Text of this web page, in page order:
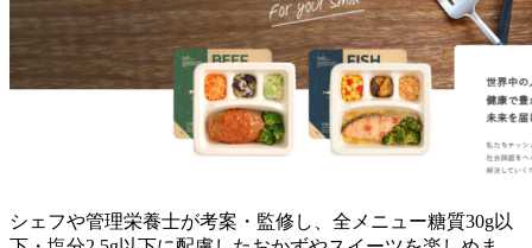
シェフや管理栄養士が考案・監修し、全メニュー糖質30g以